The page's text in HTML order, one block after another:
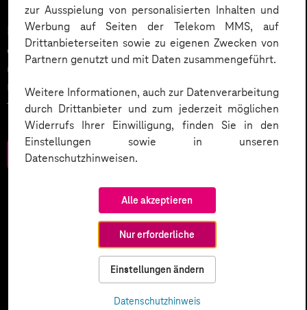
zur Ausspielung von personalisierten Inhalten und
Werbung auf Seiten der Telekom MMS, auf
Drittanbieterseiten sowie zu eigenen Zwecken von
Partnern genutzt und mit Daten zusammengeführt.
Weitere Informationen, auch zur Datenverarbeitung
durch Drittanbieter und zum jederzeit möglichen
Widerrufs Ihrer Einwilligung, finden Sie in den
Einstellungen sowie in unseren
Datenschutzhinweisen.
Alle akzeptieren
Nur erforderliche
Einstellungen ändern
Datenschutzhinweis
KI wird der nächste große Treiber in der Digitalisierung
des Kundenservices sein. Wie wird dies umgesetzt
und welche weiteren Smart Services setzen
Unternehmen ein? Werfen Sie einen Blick in unser
Trendbook.
Zum Download